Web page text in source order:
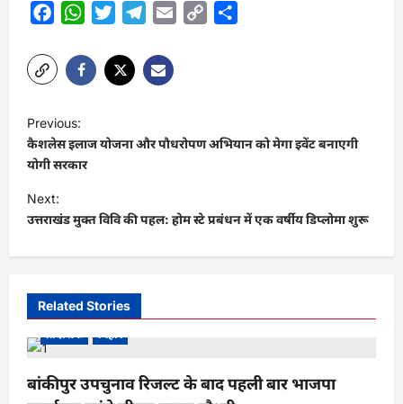
FacebookWhatsAppTwitterTelegram
Email
Copy
P
o
s
t
n
a
g
t
Previous:
कैशलेस इलाज योजना और पौधरोपण अभियान को मेगा इवेंट बनाएगी
योगी सरकार
Next:
उत्तराखंड मुक्त विवि की पहल: होम स्टे प्रबंधन में एक वर्षीय डिप्लोमा शुरू
Related Stories
प्रादेशिक
बिहार
बांकीपुर उपचुनाव रिजल्ट के बाद पहली बार भाजपा